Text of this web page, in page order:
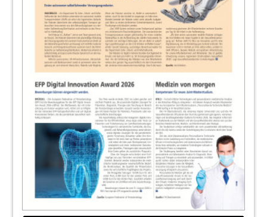
Postoperative Beschwerden im Rahmen
der Pulpitistherapie
Tomas Lang im Gespräch
In der Praxis überzeugt ein effizientes 2-
Feilen-System
Dr. Maximilian Weiland
Endo Products
Redaktion
today: Gut – Besser – WID 2014
Redaktion